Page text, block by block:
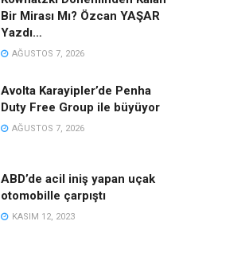
Bir Mirası Mı? Özcan YAŞAR
Yazdı…
AĞUSTOS 7, 2026
Avolta Karayipler’de Penha
Duty Free Group ile büyüyor
AĞUSTOS 7, 2026
ABD’de acil iniş yapan uçak
otomobille çarpıştı
KASIM 12, 2023